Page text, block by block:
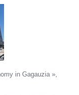
in Gagauzia »,